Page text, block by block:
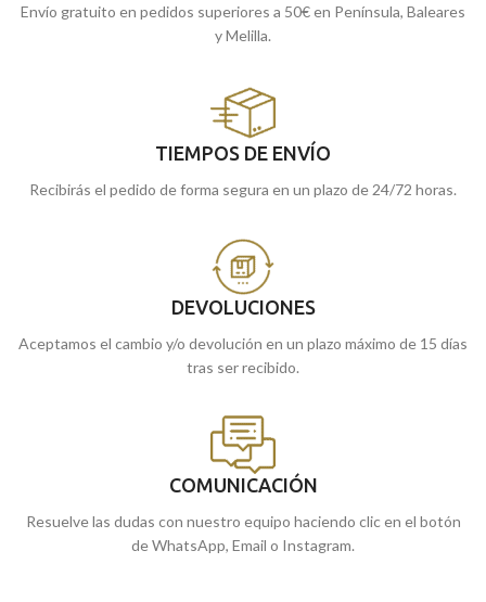
Envío gratuito en pedidos superiores a 50€ en Península, Baleares
y Melilla.
TIEMPOS DE ENVÍO
Recibirás el pedido de forma segura en un plazo de 24/72 horas.
DEVOLUCIONES
Aceptamos el cambio y/o devolución en un plazo máximo de 15 días
tras ser recibido.
COMUNICACIÓN
Resuelve las dudas con nuestro equipo haciendo clic en el botón
de WhatsApp, Email o Instagram.